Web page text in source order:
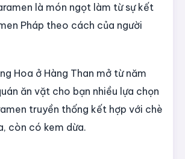
là món ngọt làm từ sự kết
Pháp theo cách của người
Hoa ở Hàng Than mở từ năm
ăn vặt cho bạn nhiều lựa chọn
truyền thống kết hợp với chè
còn có kem dừa.